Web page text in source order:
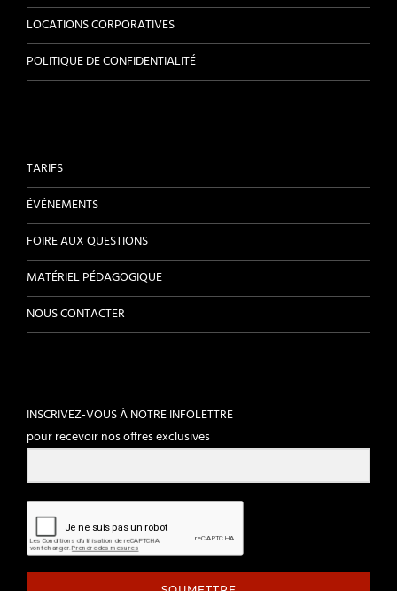
LOCATIONS CORPORATIVES
POLITIQUE DE CONFIDENTIALITÉ
TARIFS
ÉVÉNEMENTS
FOIRE AUX QUESTIONS
MATÉRIEL PÉDAGOGIQUE
NOUS CONTACTER
INSCRIVEZ-VOUS À NOTRE INFOLETTRE
pour recevoir nos offres exclusives